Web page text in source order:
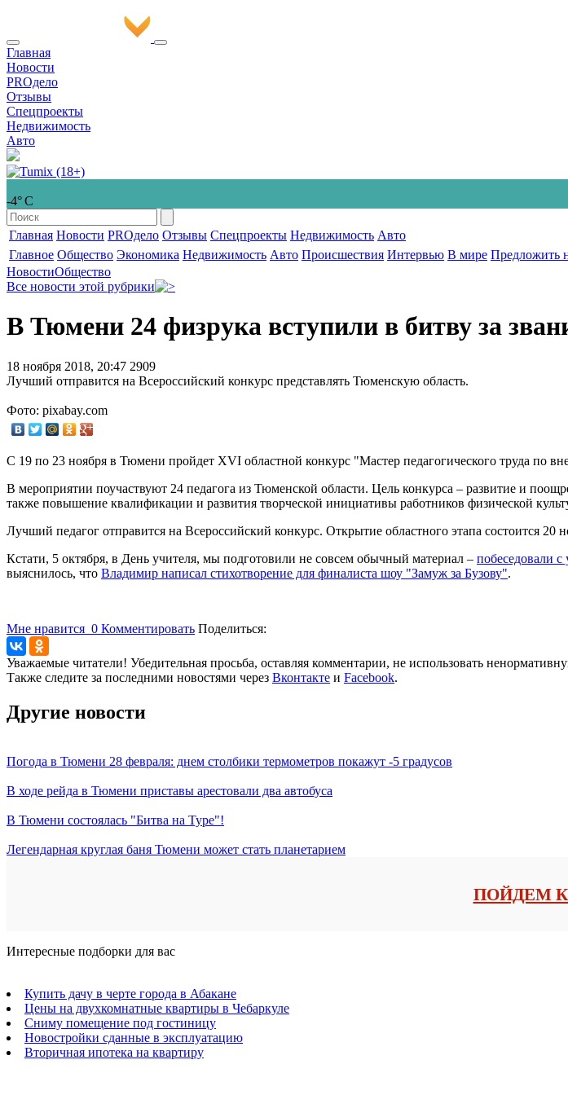
Главная
Новости
PROдело
Отзывы
Спецпроекты
Недвижимость
Авто
-4° С
Главная Новости PROдело Отзывы Спецпроекты Недвижимость Авто
Главное Общество Экономика Недвижимость Авто Происшествия Интервью В мире Предложить
НовостиОбщество
Все новости этой рубрики
В Тюмени 24 физрука вступили в битву за
18 ноября 2018, 20:47 2909
Лучший отправится на Всероссийский конкурс представлять Тюменскую область.
Фото: pixabay.com
С 19 по 23 ноября в Тюмени пройдет XVI областной конкурс "Маcтер педагогического труда по
В мероприятии поучаствуют 24 педагога из Тюменской области. Цель конкурса – развитие и
также повышение квалификации и развития творческой инициативы работников физической
Лучший педагог отправится на Всероссийский конкурс. Открытие областного этапа состоится
Кстати, 5 октября, в День учителя, мы подготовили не совсем обычный материал – побеседовали
выяснилось, что Владимир написал стихотворение для финалиста шоу "Замуж за Бузову".
Мне нравится 0 Комментировать Поделиться:
Уважаемые читатели! Убедительная просьба, оставляя комментарии, не использовать
Также следите за последними новостями через Вконтакте и Facebook.
Другие новости
Погода в Тюмени 28 февраля: днем столбики термометров покажут -5 градусов
В ходе рейда в Тюмени приставы арестовали два автобуса
В Тюмени состоялась "Битва на Туре"!
Легендарная круглая баня Тюмени может стать планетарием
ПОЙДЕМ
Интересные подборки для вас
Купить дачу в черте города в Абакане
Цены на двухкомнатные квартиры в Чебаркуле
Сниму помещение под гостиницу
Новостройки сданные в эксплуатацию
Вторичная ипотека на квартиру